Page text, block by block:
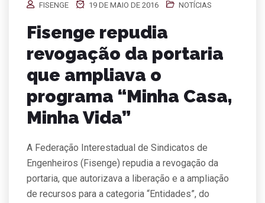
FISENGE 19 DE MAIO DE 2016 NOTÍCIAS
Fisenge repudia
revogação da portaria
que ampliava o
programa “Minha Casa,
Minha Vida”
A Federação Interestadual de Sindicatos de
Engenheiros (Fisenge) repudia a revogação da
portaria, que autorizava a liberação e a ampliação
de recursos para a categoria “Entidades”, do